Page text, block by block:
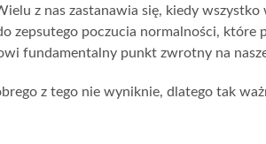
z nas zastanawia się, kiedy
zepsutego poczucia normalności, które
fundamentalny punkt zwrotny na
z tego nie wyniknie, dlatego tak